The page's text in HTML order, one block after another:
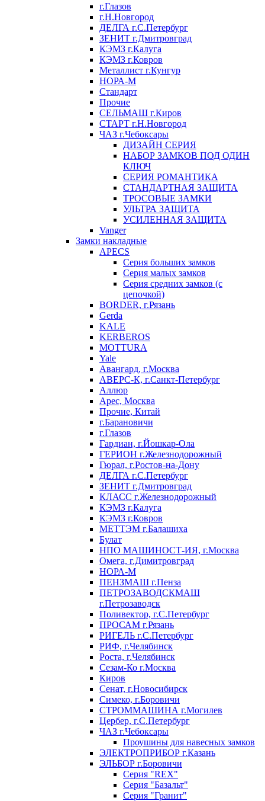
г.Глазов
г.Н.Новгород
ДЕЛГА г.С.Петербург
ЗЕНИТ г.Дмитровград
КЭМЗ г.Калуга
КЭМЗ г.Ковров
Металлист г.Кунгур
НОРА-М
Стандарт
Прочие
СЕЛЬМАШ г.Киров
СТАРТ г.Н.Новгород
ЧАЗ г.Чебоксары
ДИЗАЙН СЕРИЯ
НАБОР ЗАМКОВ ПОД ОДИН
КЛЮЧ
СЕРИЯ РОМАНТИКА
СТАНДАРТНАЯ ЗАЩИТА
ТРОСОВЫЕ ЗАМКИ
УЛЬТРА ЗАЩИТА
УСИЛЕННАЯ ЗАЩИТА
Vanger
Замки накладные
APECS
Серия больших замков
Серия малых замков
Серия средних замков (с
цепочкой)
BORDER, г.Рязань
Gerda
KALE
KERBEROS
MOTTURA
Yale
Авангард, г.Москва
АВЕРС-К, г.Санкт-Петербург
Аллюр
Арес, Москва
Прочие, Китай
г.Барановичи
г.Глазов
Гардиан, г.Йошкар-Ола
ГЕРИОН г.Железнодорожный
Гюрал, г.Ростов-на-Дону
ДЕЛГА г.С.Петербург
ЗЕНИТ г.Дмитровград
КЛАСС г.Железнодорожный
КЭМЗ г.Калуга
КЭМЗ г.Ковров
МЕТТЭМ г.Балашиха
Булат
НПО МАШИНОСТ-ИЯ, г.Москва
Омега, г.Димитровград
НОРА-М
ПЕНЗМАШ г.Пенза
ПЕТРОЗАВОДСКМАШ
г.Петрозаводск
Поливектор, г.С.Петербург
ПРОСАМ г.Рязань
РИГЕЛЬ г.С.Петербург
РИФ, г.Челябинск
Роста, г.Челябинск
Сезам-Ко г.Москва
Киров
Сенат, г.Новосибирск
Симеко, г.Боровичи
СТРОММАШИНА г.Могилев
Цербер, г.С.Петербург
ЧАЗ г.Чебоксары
Проушины для навесных замков
ЭЛЕКТРОПРИБОР г.Казань
ЭЛЬБОР г.Боровичи
Серия "REX"
Серия "Базальт"
Серия "Гранит"